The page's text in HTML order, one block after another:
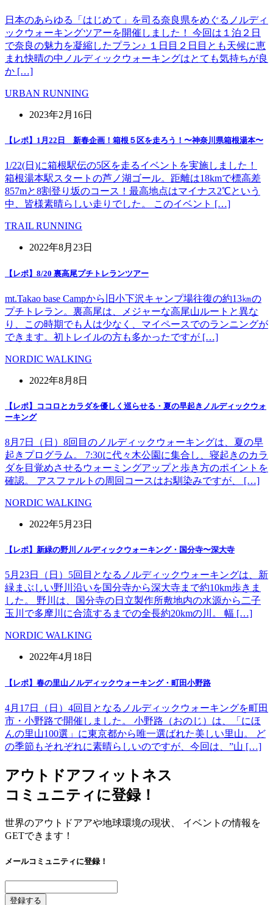
日本のあらゆる「はじめて」を司る奈良県をめぐるノルディ
ックウォーキングツアーを開催しました！ 今回は１泊２日
で奈良の魅力を凝縮したプラン♪ １日目２日目とも天候に恵
まれ快晴の中ノルディックウォーキングはとても気持ちが良
か […]
URBAN RUNNING
2023年2月16日
【レポ】1月22日 新春企画！箱根５区を走ろう！〜神奈川県箱根湯本〜
1/22(日)に箱根駅伝の5区を走るイベントを実施しました！
箱根湯本駅スタートの芦ノ湖ゴール。距離は18kmで標高差
857mと8割登り坂のコース！最高地点はマイナス2℃という
中、皆様素晴らしい走りでした。 このイベント […]
TRAIL RUNNING
2022年8月23日
【レポ】8/20 裏高尾プチトレランツアー
mt.Takao base Campから旧小下沢キャンプ場往復の約13㎞の
プチトレラン。裏高尾は、メジャーな高尾山ルートと異な
り、この時期でも人は少なく、マイペースでのランニングが
できます。初トレイルの方も多かったですが […]
NORDIC WALKING
2022年8月8日
【レポ】ココロとカラダを優しく巡らせる・夏の早起きノルディックウォ
ーキング
8月7日（日）8回目のノルディックウォーキングは、夏の早
起きプログラム。 7:30に代々木公園に集合し、寝起きのカラ
ダを目覚めさせるウォーミングアップと歩き方のポイントを
確認。 アスファルトの周回コースはお馴染みですが、 […]
NORDIC WALKING
2022年5月23日
【レポ】新緑の野川ノルディックウォーキング・国分寺〜深大寺
5月23日（日）5回目となるノルディックウォーキングは、新
緑まぶしい野川沿いを国分寺から深大寺まで約10km歩きま
した。 野川は、国分寺の日立製作所敷地内の水源から二子
玉川で多摩川に合流するまでの全長約20kmの川。 幅 […]
NORDIC WALKING
2022年4月18日
【レポ】春の里山ノルディックウォーキング・町田小野路
4月17日（日）4回目となるノルディックウォーキングを町田
市・小野路で開催しました。 小野路（おのじ）は、「にほ
んの里山100選」に東京都から唯一選ばれた美しい里山。 ど
の季節もそれぞれに素晴らしいのですが、今回は、”山 […]
アウトドアフィットネス
コミュニティに登録！
世界のアウトドアアや地球環境の現状、 イベントの情報を
GETできます！
メールコミュニティに登録！